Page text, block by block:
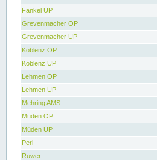
Fankel UP
Grevenmacher OP
Grevenmacher UP
Koblenz OP
Koblenz UP
Lehmen OP
Lehmen UP
Mehring AMS
Müden OP
Müden UP
Perl
Ruwer